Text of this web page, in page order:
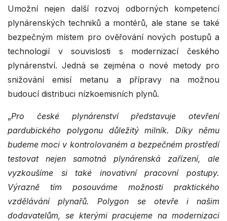
Umožní nejen další rozvoj odborných kompetencí
plynárenských techniků a montérů, ale stane se také
bezpečným místem pro ověřování nových postupů a
technologií v souvislosti s modernizací českého
plynárenství. Jedná se zejména o nové metody pro
snižování emisí metanu a přípravy na možnou
budoucí distribuci nízkoemisních plynů.
„Pro české plynárenství představuje otevření
pardubického polygonu důležitý milník. Díky němu
budeme moci v kontrolovaném a bezpečném prostředí
testovat nejen samotná plynárenská zařízení, ale
vyzkoušíme si také inovativní pracovní postupy.
Výrazně tím posouváme možnosti praktického
vzdělávání plynařů. Polygon se otevře i našim
dodavatelům, se kterými pracujeme na modernizaci